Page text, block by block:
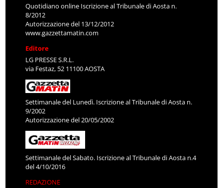
Quotidiano online Iscrizione al Tribunale di Aosta n.
8/2012
Autorizzazione del 13/12/2012
www.gazzettamatin.com
Editore
LG PRESSE S.R.L.
via Festaz, 52 11100 AOSTA
Settimanale del Lunedì. Iscrizione al Tribunale di Aosta n.
9/2002
Autorizzazione del 20/05/2002
Settimanale del Sabato. Iscrizione al Tribunale di Aosta n.4
del 4/10/2016
REDAZIONE